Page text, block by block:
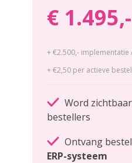
€ 1.495,-
+ €2.500,-
+ €2,50 per actieve
Word
bestellers
Ontvang
ERP-systeem